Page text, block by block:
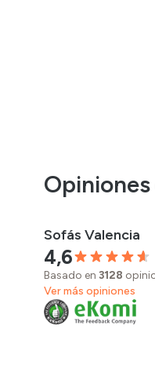
Opiniones
Sofás Valencia
4,6
Basado en 3128
Ver más opiniones
Laura G.
Buena variedad de
para elegir. Nos costó
eso mismo salimos